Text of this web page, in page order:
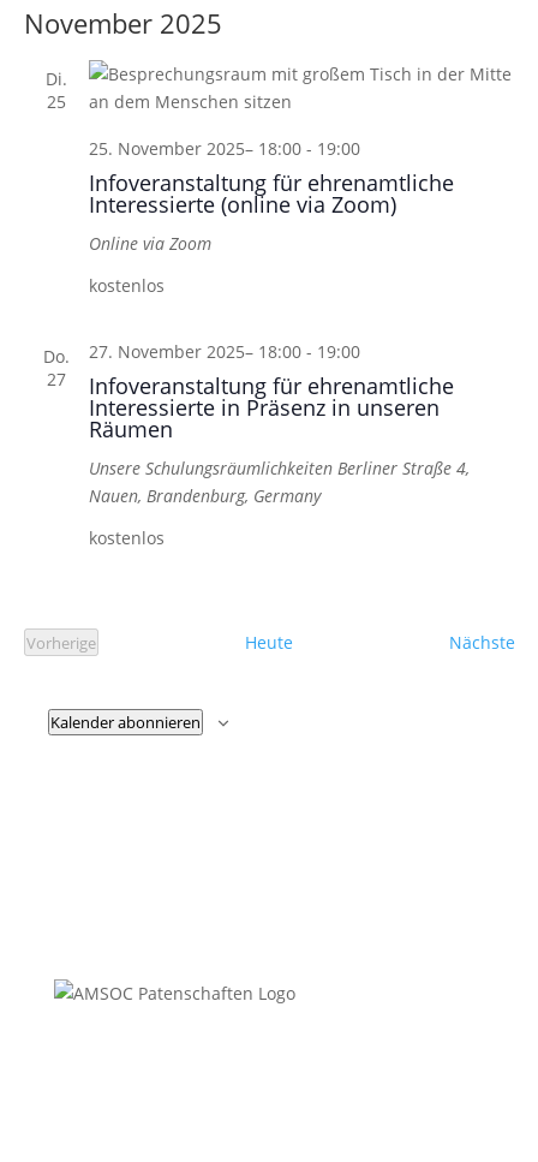
wählen.
November 2025
Di.
25
Infoveranstaltung für ehrenamtliche
Interessierte (online via Zoom)
25. November 2025– 18:00- 19:00
Online via Zoom
kostenlos
Do.
27
Infoveranstaltung für ehrenamtliche
Interessierte in Präsenz in unseren
Räumen
27. November 2025– 18:00- 19:00
Unsere Schulungsräumlichkeiten Berliner Straße 4,
Nauen, Brandenburg, Germany
kostenlos
Vorherige
Veranstaltungen
Heute Nächste
Kalender abonnieren